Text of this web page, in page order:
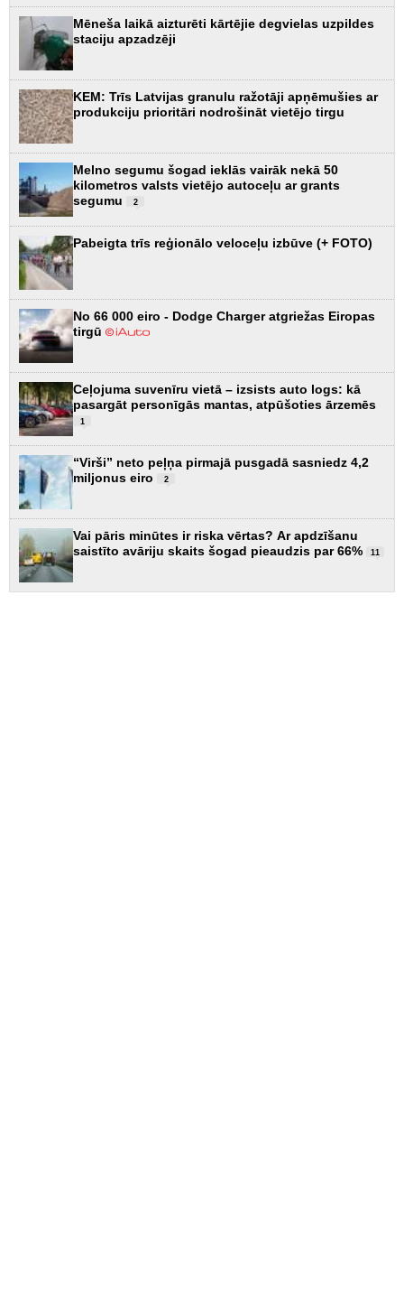
Mēneša laikā aizturēti kārtējie degvielas uzpildes
staciju apzadzēji
KEM: Trīs Latvijas granulu ražotāji apņēmušies ar
produkciju prioritāri nodrošināt vietējo tirgu
Melno segumu šogad ieklās vairāk nekā 50
kilometros valsts vietējo autoceļu ar grants
segumu
2
Pabeigta trīs reģionālo veloceļu izbūve (+ FOTO)
No 66 000 eiro - Dodge Charger atgriežas Eiropas
tirgū
Ceļojuma suvenīru vietā – izsists auto logs: kā
pasargāt personīgās mantas, atpūšoties ārzemēs
1
“Virši” neto peļņa pirmajā pusgadā sasniedz 4,2
miljonus eiro
2
Vai pāris minūtes ir riska vērtas? Ar apdzīšanu
saistīto avāriju skaits šogad pieaudzis par 66%
11